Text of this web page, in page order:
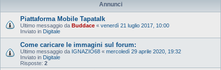
Annunci
Piattaforma Mobile Tapatalk
Ultimo messaggio da Buddace « venerdì 21 luglio 2017, 10:00
Inviato in Digitale
Come caricare le immagini sul forum:
Ultimo messaggio da IGNAZIO68 « mercoledì 29 aprile 2020, 19:32
Inviato in Digitale
Risposte: 2